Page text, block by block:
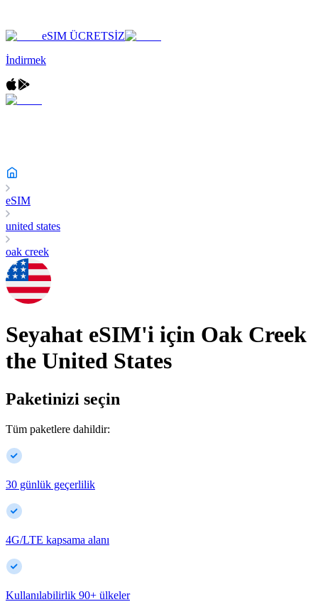
eSIM ÜCRETSİZ
İndirmek
eSIM
united states
oak creek
Seyahat eSIM'i için Oak Creek
the United States
Paketinizi seçin
Tüm paketlere dahildir:
30 günlük geçerlilik
4G/LTE kapsama alanı
Kullanılabilirlik 90+ ülkeler